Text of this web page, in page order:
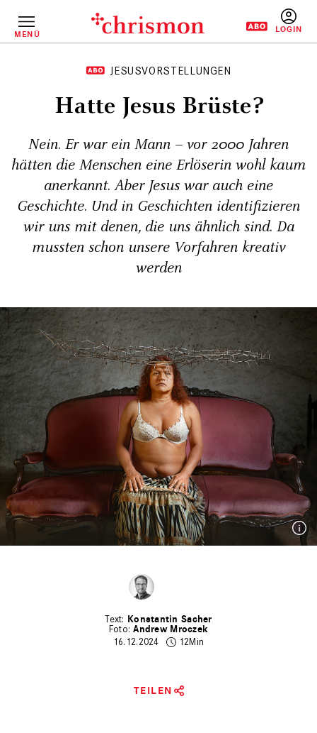
InhaltMENÜ
JESUSVORSTELLUNGEN
Hatte Jesus Brüste?
Nein. Er war ein Mann – vor 2000 Jahren
hätten die Menschen eine Erlöserin wohl kaum
anerkannt. Aber Jesus war auch eine
Geschichte. Und in Geschichten identifizieren
wir uns mit denen, die uns ähnlich sind. Da
mussten schon unsere Vorfahren kreativ
werden
Konstantin Sacher
Andrew Mroczek
16.12.2024
12Min
TEILEN